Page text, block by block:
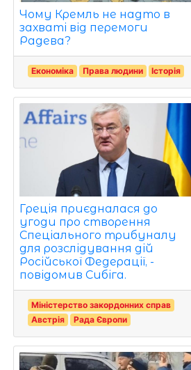
Чому Кремль не надто в
захваті від перемоги
Радева?
Економіка Права людини Історія
Греція приєдналася до
угоди про створення
Спеціального трибуналу
для розслідування дій
Російської Федерації, -
повідомив Сибіга.
Міністерство закордонних справ
Австрія
Рада Європи